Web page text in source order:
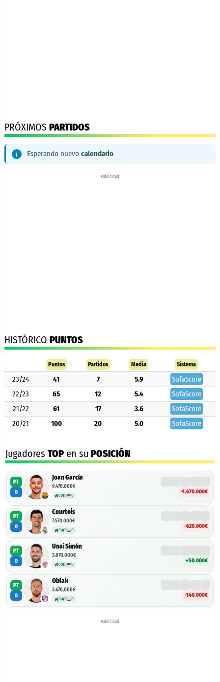
PRÓXIMOS PARTIDOS
Esperando nuevo calendario
Publicidad
HISTÓRICO PUNTOS
Puntos Partidos Media Sistema
23/24 41 7 5.9
SofaScore
22/23
65 12 5.4
SofaScore
21/22
61 17 3.6
SofaScore
20/21
100 20 5.0 SofaScore
Jugadores TOP en su POSICIÓN
PT
0
Joan García
9.470.000€
0 0 0
-1.670.000€
PT
0
Courtois
7.570.000€
0 0 0
-620.000€
PT
0
Unai Simón
3.870.000€
0 0 0
+50.000€
PT
0
Oblak
3.670.000€
0 0 0
-140.000€
Publicidad